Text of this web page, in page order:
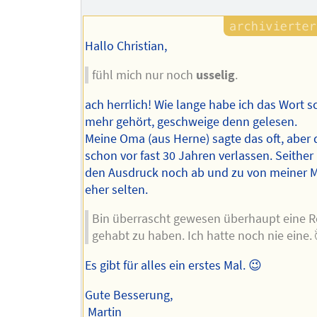
Hallo Christian,
fühl mich nur noch usselig.
ach herrlich! Wie lange habe ich das Wort
mehr gehört, geschweige denn gelesen.
Meine Oma (aus Herne) sagte das oft, aber
schon vor fast 30 Jahren verlassen.
den Ausdruck noch ab und zu von meiner
eher selten.
Bin überrascht gewesen überhaupt eine
gehabt zu haben. Ich hatte noch nie eine.
Es gibt für alles ein erstes Mal. 😉
Gute Besserung,
Martin